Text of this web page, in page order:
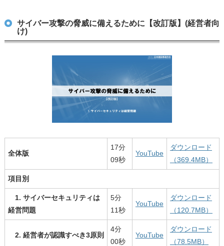
サイバー攻撃の脅威に備えるために【改訂版】(経営者向
け)
全体版
17分
09秒
YouTube
ダウンロード
（369.4MB）
項目別
1. サイバーセキュリティは
経営問題
5分
11秒
YouTube
ダウンロード
（120.7MB）
2. 経営者が認識すべき3原則
4分
00秒
YouTube
ダウンロード
（78.5MB）